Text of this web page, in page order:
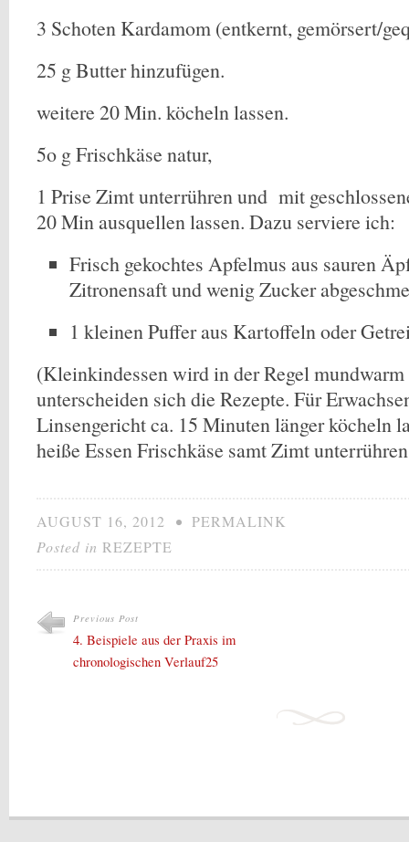
3 Schoten Kardamom (entkernt, gemörsert/
25 g Butter hinzufügen.
weitere 20 Min. köcheln lassen.
5o g Frischkäse natur,
1 Prise Zimt unterrühren und mit
20 Min ausquellen lassen. Dazu serviere ich:
Frisch gekochtes Apfelmus aus sauren
Zitronensaft und wenig Zucker
1 kleinen Puffer aus Kartoffeln oder
(Kleinkindessen wird in der Regel
unterscheiden sich die Rezepte. Für
Linsengericht ca. 15 Minuten länger köcheln
heiße Essen Frischkäse samt Zimt
AUGUST 16, 2012 • PERMALINK
Posted in REZEPTE
Previous Post
4. Beispiele aus der Praxis im
chronologischen Verlauf25